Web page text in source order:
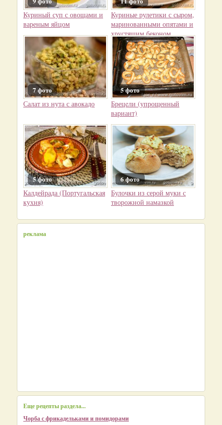
Куриный суп с овощами и
вареным яйцом
Куриные рулетики с сыром,
маринованными опятами и
хрустящим беконом
7 фото
Салат из нута с авокадо
5 фото
Брецeли (упрощенный
вариант)
5 фото
Калдейрада (Португальская
кухня)
6 фото
Булочки из серой муки с
творожной намазкой
реклама
Еще рецепты раздела...
Чорба с фрикадельками и помидорами